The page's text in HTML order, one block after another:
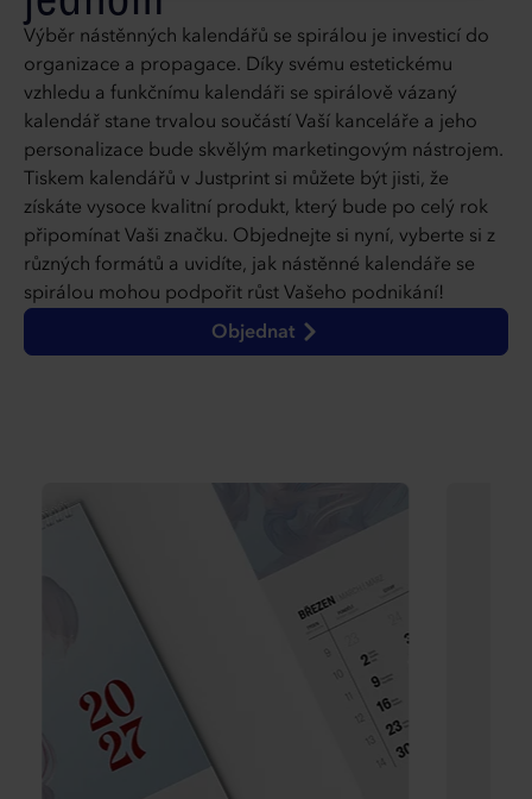
Výběr nástěnných kalendářů se spirálou je investicí do
organizace a propagace. Díky svému estetickému
vzhledu a funkčnímu kalendáři se spirálově vázaný
kalendář stane trvalou součástí Vaší kanceláře a jeho
personalizace bude skvělým marketingovým nástrojem.
Tiskem kalendářů v Justprint si můžete být jisti, že
získáte vysoce kvalitní produkt, který bude po celý rok
připomínat Vaši značku. Objednejte si nyní, vyberte si z
různých formátů a uvidíte, jak nástěnné kalendáře se
spirálou mohou podpořit růst Vašeho podnikání!
Objednat